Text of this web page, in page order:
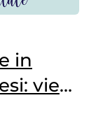
in
vieni